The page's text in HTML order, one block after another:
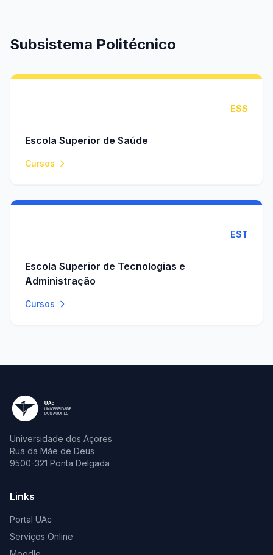
Subsistema Politécnico
ESS
Escola Superior de Saúde
Cursos
EST
Escola Superior de Tecnologias e
Administração
Cursos
Universidade dos Açores
Rua da Mãe de Deus
9500-321 Ponta Delgada
Links
Portal UAc
Serviços Online